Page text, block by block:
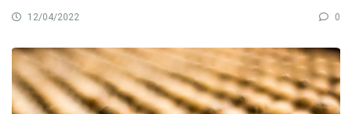
12/04/2022 0